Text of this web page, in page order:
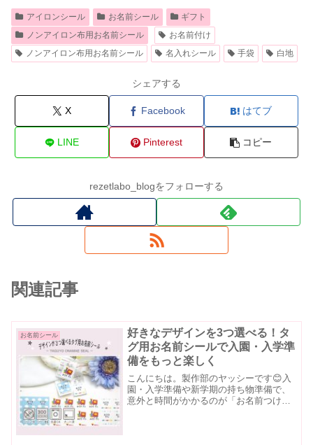
アイロンシール お名前シール
ギフト
ノンアイロン布用お名前シール
お名前付け
ノンアイロン布用お名前シール
名入れシール 手袋 白地
シェアする
X Facebook はてブ
LINE Pinterest コピー
rezetlabo_blogをフォローする
関連記事
お名前シール
好きなデザインを3つ選べる！タ
グ用お名前シールで入園・入学準
備をもっと楽しく
こんにちは。製作部のヤッシーです😊入
園・入学準備や新学期の持ち物準備で、
意外と時間がかかるのが「お名前つけ」